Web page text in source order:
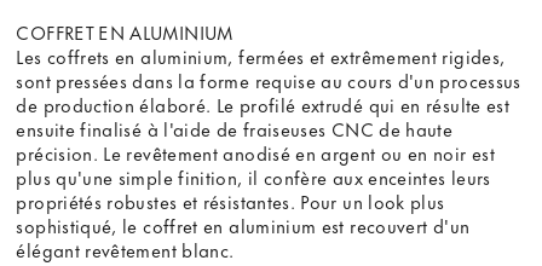
COFFRET EN ALUMINIUM
Les coffrets en aluminium, fermées et extrêmement rigides,
sont pressées dans la forme requise au cours d'un processus
de production élaboré. Le profilé extrudé qui en résulte est
ensuite finalisé à l'aide de fraiseuses CNC de haute
précision. Le revêtement anodisé en argent ou en noir est
plus qu'une simple finition, il confère aux enceintes leurs
propriétés robustes et résistantes. Pour un look plus
sophistiqué, le coffret en aluminium est recouvert d'un
élégant revêtement blanc.